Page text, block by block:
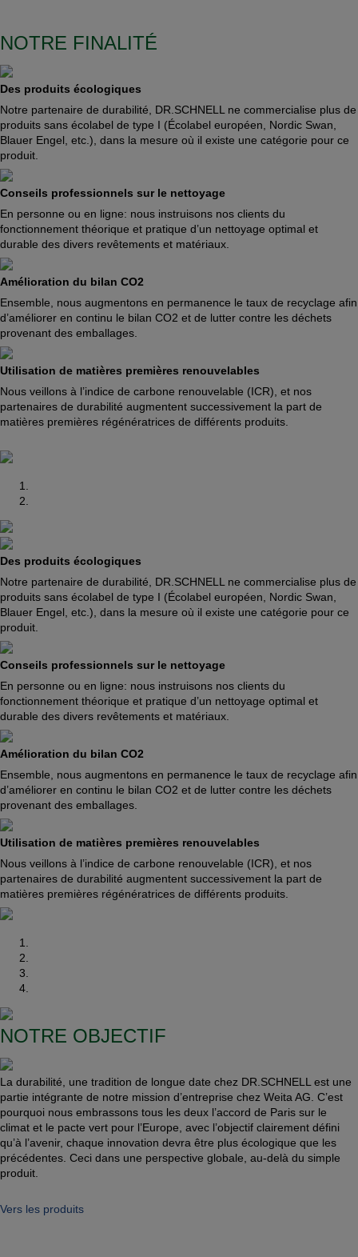
NOTRE FINALITÉ
Des produits écologiques
Notre partenaire de durabilité, DR.SCHNELL ne commercialise plus de
produits sans écolabel de type I (Écolabel européen, Nordic Swan,
Blauer Engel, etc.), dans la mesure où il existe une catégorie pour ce
produit.
Conseils professionnels sur le nettoyage
En personne ou en ligne: nous instruisons nos clients du
fonctionnement théorique et pratique d’un nettoyage optimal et
durable des divers revêtements et matériaux.
Amélioration du bilan CO2
Ensemble, nous augmentons en permanence le taux de recyclage afin
d’améliorer en continu le bilan CO2 et de lutter contre les déchets
provenant des emballages.
Utilisation de matières premières renouvelables
Nous veillons à l’indice de carbone renouvelable (ICR), et nos
partenaires de durabilité augmentent successivement la part de
matières premières régénératrices de différents produits.
Des produits écologiques
Notre partenaire de durabilité, DR.SCHNELL ne commercialise plus de
produits sans écolabel de type I (Écolabel européen, Nordic Swan,
Blauer Engel, etc.), dans la mesure où il existe une catégorie pour ce
produit.
Conseils professionnels sur le nettoyage
En personne ou en ligne: nous instruisons nos clients du
fonctionnement théorique et pratique d’un nettoyage optimal et
durable des divers revêtements et matériaux.
Amélioration du bilan CO2
Ensemble, nous augmentons en permanence le taux de recyclage afin
d’améliorer en continu le bilan CO2 et de lutter contre les déchets
provenant des emballages.
Utilisation de matières premières renouvelables
Nous veillons à l’indice de carbone renouvelable (ICR), et nos
partenaires de durabilité augmentent successivement la part de
matières premières régénératrices de différents produits.
NOTRE OBJECTIF
La durabilité, une tradition de longue date chez DR.SCHNELL est une
partie intégrante de notre mission d’entreprise chez Weita AG. C’est
pourquoi nous embrassons tous les deux l’accord de Paris sur le
climat et le pacte vert pour l’Europe, avec l’objectif clairement défini
qu’à l’avenir, chaque innovation devra être plus écologique que les
précédentes. Ceci dans une perspective globale, au-delà du simple
produit.
Vers les produits